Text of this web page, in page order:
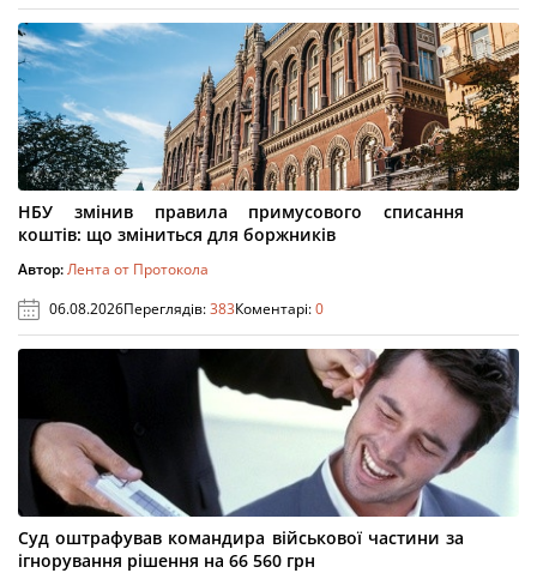
НБУ змінив правила примусового списання
коштів: що зміниться для боржників
Автор:Лента от Протокола
06.08.2026Переглядів:383Коментарі:0
Суд оштрафував командира військової частини за
ігнорування рішення на 66 560 грн